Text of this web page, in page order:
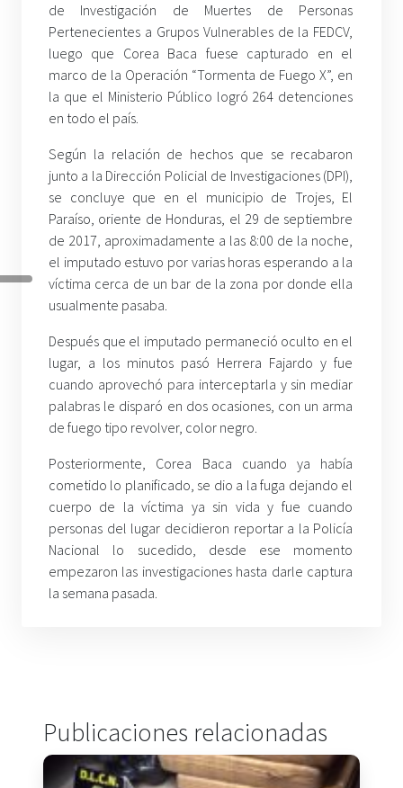
de Investigación de Muertes de Personas
Pertenecientes a Grupos Vulnerables de la FEDCV,
luego que Corea Baca fuese capturado en el
marco de la Operación “Tormenta de Fuego X”, en
la que el Ministerio Público logró 264 detenciones
en todo el país.
Según la relación de hechos que se recabaron
junto a la Dirección Policial de Investigaciones (DPI),
se concluye que en el municipio de Trojes, El
Paraíso, oriente de Honduras, el 29 de septiembre
de 2017, aproximadamente a las 8:00 de la noche,
el imputado estuvo por varias horas esperando a la
víctima cerca de un bar de la zona por donde ella
usualmente pasaba.
Después que el imputado permaneció oculto en el
lugar, a los minutos pasó Herrera Fajardo y fue
cuando aprovechó para interceptarla y sin mediar
palabras le disparó en dos ocasiones, con un arma
de fuego tipo revolver, color negro.
Posteriormente, Corea Baca cuando ya había
cometido lo planificado, se dio a la fuga dejando el
cuerpo de la víctima ya sin vida y fue cuando
personas del lugar decidieron reportar a la Policía
Nacional lo sucedido, desde ese momento
empezaron las investigaciones hasta darle captura
la semana pasada.
Publicaciones relacionadas